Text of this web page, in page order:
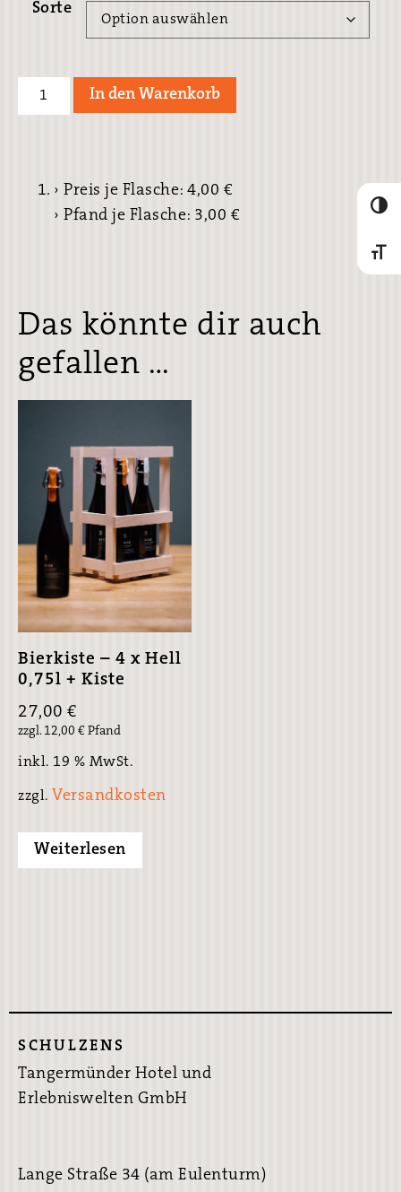
Sorte
In den Warenkorb
› Preis je Flasche: 4,00 €
› Pfand je Flasche: 3,00 €
Das könnte dir auch
gefallen …
Bierkiste – 4 x Hell
0,75l + Kiste
27,00 €
zzgl. 12,00 € Pfand
inkl. 19 % MwSt.
zzgl. Versandkosten
Weiterlesen
SCHULZENS
Tangermünder Hotel und
Erlebniswelten GmbH
Lange Straße 34 (am Eulenturm)